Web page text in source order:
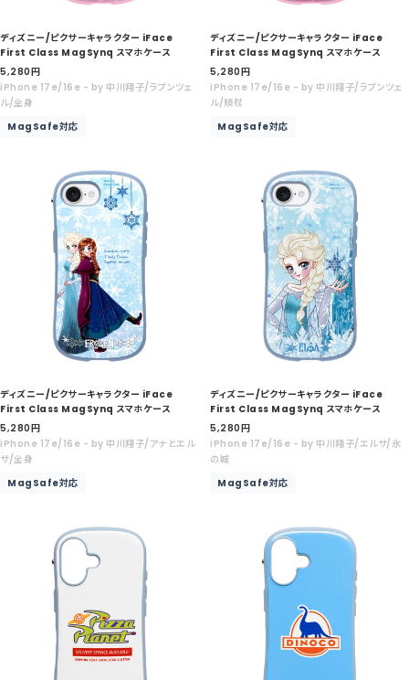
ディズニー/ピクサーキャラクター iFace
First Class MagSynq スマホケース
セ
ー
ル
格
5,280円
iPhone 17e/16e - by 中川翔子/ラプンツェ
ル/全身
MagSafe対応
ディズニー/ピクサーキャラクター iFace
First Class MagSynq スマホケース
セ
ー
ル
格
5,280円
iPhone 17e/16e - by 中川翔子/ラプンツェ
ル/頬杖
MagSafe対応
ディズニー/ピクサーキャラクター iFace
First Class MagSynq スマホケース
セ
ー
ル
格
5,280円
iPhone 17e/16e - by 中川翔子/アナとエル
サ/全身
MagSafe対応
ディズニー/ピクサーキャラクター iFace
First Class MagSynq スマホケース
セ
ー
ル
格
5,280円
iPhone 17e/16e - by 中川翔子/エルサ/氷
の城
MagSafe対応